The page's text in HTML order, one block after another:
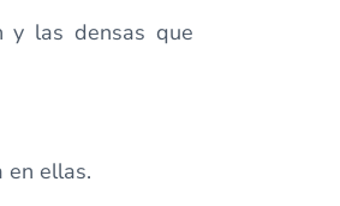
y las densas que
en ellas.